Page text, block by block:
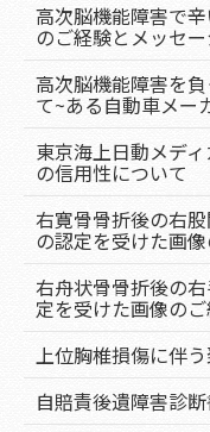
高次脳機能障害で
のご経験とメッセ
高次脳機能障害を
て~ある自動車メー
東京海上日動メデ
の信用性について
右寛骨骨折後の右
の認定を受けた画
右舟状骨骨折後の
定を受けた画像の
上位胸椎損傷に伴
自賠責後遺障害診